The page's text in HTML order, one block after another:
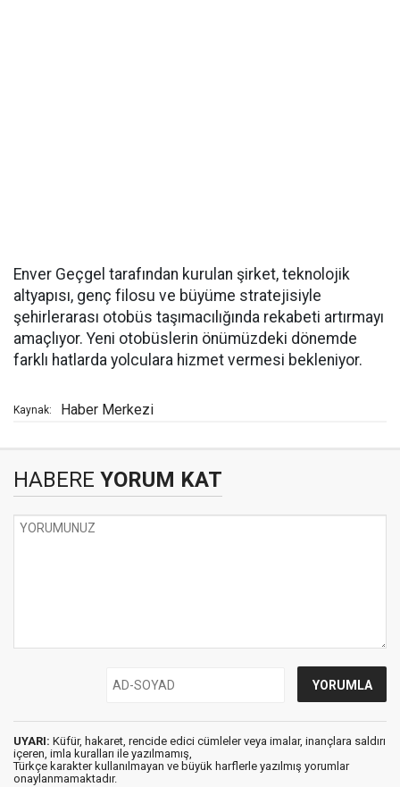
Enver Geçgel tarafından kurulan şirket, teknolojik
altyapısı, genç filosu ve büyüme stratejisiyle
şehirlerarası otobüs taşımacılığında rekabeti artırmayı
amaçlıyor. Yeni otobüslerin önümüzdeki dönemde
farklı hatlarda yolculara hizmet vermesi bekleniyor.
Kaynak: Haber Merkezi
HABERE YORUM KAT
UYARI: Küfür, hakaret, rencide edici cümleler veya imalar, inançlara saldırı
içeren, imla kuralları ile yazılmamış,
Türkçe karakter kullanılmayan ve büyük harflerle yazılmış yorumlar
onaylanmamaktadır.